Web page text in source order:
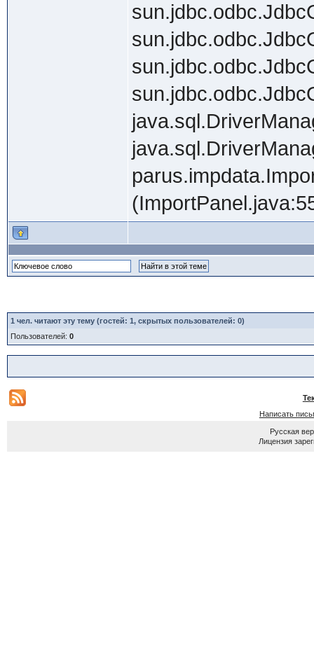
1 чел. читают эту тему (гостей: 1, скрытых пользователей: 0)
Пользователей: 0
Написать
Русская
Лицензия